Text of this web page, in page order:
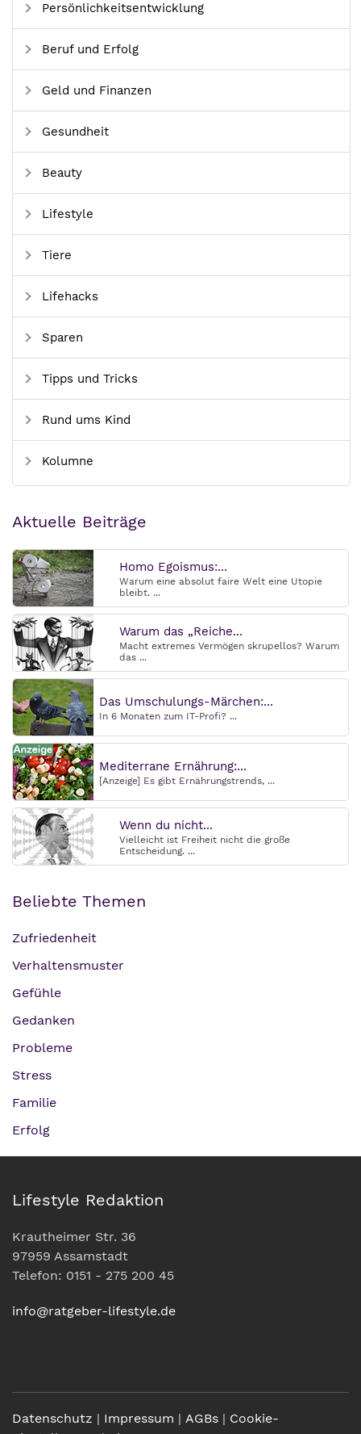
Persönlichkeitsentwicklung
Beruf und Erfolg
Geld und Finanzen
Gesundheit
Beauty
Lifestyle
Tiere
Lifehacks
Sparen
Tipps und Tricks
Rund ums Kind
Kolumne
Aktuelle Beiträge
Homo Egoismus:...
Warum eine absolut faire Welt eine Utopie
bleibt. ...
Warum das „Reiche...
Macht extremes Vermögen skrupellos? Warum
das ...
Das Umschulungs-Märchen:...
In 6 Monaten zum IT-Profi? ...
Mediterrane Ernährung:...
[Anzeige] Es gibt Ernährungstrends, ...
Wenn du nicht...
Vielleicht ist Freiheit nicht die große
Entscheidung. ...
Beliebte Themen
Zufriedenheit
Verhaltensmuster
Gefühle
Gedanken
Probleme
Stress
Familie
Erfolg
Lifestyle Redaktion
Krautheimer Str. 36
97959 Assamstadt
Telefon: 0151 - 275 200 45
info@ratgeber-lifestyle.de
Datenschutz | Impressum | AGBs | Cookie-